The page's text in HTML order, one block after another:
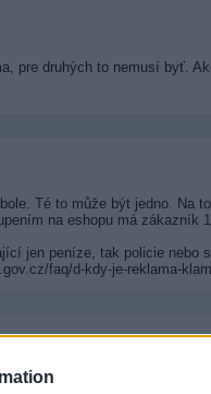
pre druhých to nemusí byť.
Té to může být jedno. Na to
na eshopu má zákazník
jen peníze, tak policie nebo
faq/d-kdy-je-reklama-
na webe nehľadal a napriek